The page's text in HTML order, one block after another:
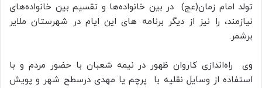
تولد امام زمان(عج) در بین خانواده‌ها و تقسیم بین خانواده‌های
نیازمند، را نیز از دیگر برنامه های این ایام در شهرستان ملایر
برشمر.
وی راه‌اندازی کاروان ظهور در نیمه شعبان با حضور مردم و با
استفاده از وسایل نقلیه با پرچم یا مهدی درسطح شهر و پویش